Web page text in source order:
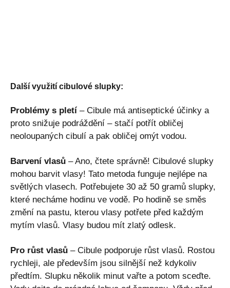
Další využití cibulové slupky:
Problémy s pletí – Cibule má antiseptické účinky a
proto snižuje podráždění – stačí potřít obličej
neoloupaných cibulí a pak obličej omýt vodou.
Barvení vlasů – Ano, čtete správně! Cibulové slupky
mohou barvit vlasy! Tato metoda funguje nejlépe na
světlých vlasech. Potřebujete 30 až 50 gramů slupky,
které necháme hodinu ve vodě. Po hodině se směs
změní na pastu, kterou vlasy potřete před každým
mytím vlasů. Vlasy budou mít zlatý odlesk.
Pro růst vlasů – Cibule podporuje růst vlasů. Rostou
rychleji, ale především jsou silnější než kdykoliv
předtím. Slupku několik minut vařte a potom sceďte.